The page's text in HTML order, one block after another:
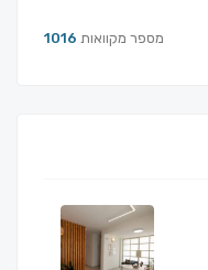
1016 מספר מקוואות